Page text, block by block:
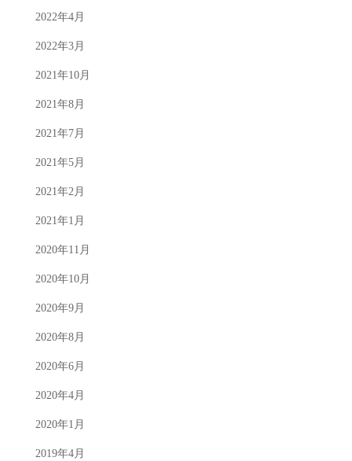
2022年4月
2022年3月
2021年10月
2021年8月
2021年7月
2021年5月
2021年2月
2021年1月
2020年11月
2020年10月
2020年9月
2020年8月
2020年6月
2020年4月
2020年1月
2019年4月